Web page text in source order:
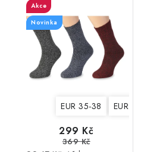
Akce
Novinka
EUR 35-38 EUR
299 Kč
369 Kč